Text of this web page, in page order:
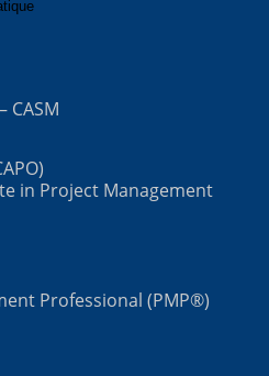
CASM
in Project Management
Professional (PMP®)